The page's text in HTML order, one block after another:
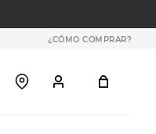
¿CÓMO COMPRAR?